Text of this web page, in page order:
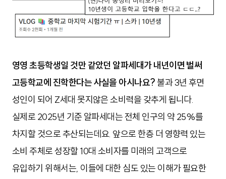
영영 초등학생일 것만 같았던 알파세대가 내년이면 벌써
고등학교에 진학한다는 사실을 아시나요?불과 3년 후면
성인이 되어 Z세대 못지않은 소비력을 갖추게 됩니다.
실제로 2025년 기준 알파세대는 전체 인구의 약 25%를
차지할 것으로 추산되는데요. 앞으로 한층 더 영향력 있는
소비 주체로 성장할 10대 소비자를 미래의 고객으로
유입하기 위해서는, 이들에 대한 심도 있는 이해가 필요한